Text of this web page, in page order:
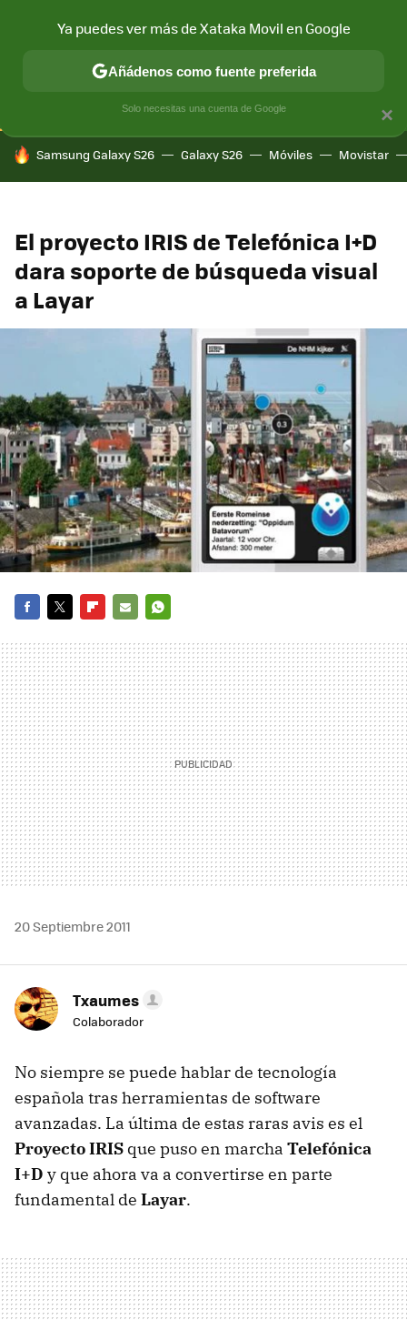
CONECTIVIDAD MÓVIL Y SOCIEDAD APLICACIONES
HOY SE HABLA DE
Samsung Galaxy S26 Galaxy S26 Móviles Movistar
El proyecto IRIS de Telefónica I+D
dara soporte de búsqueda visual
a Layar
MAIL
20 Septiembre 2011
Txaumes
Colaborador
No siempre se puede hablar de tecnología
española tras herramientas de software
avanzadas. La última de estas raras avis es el
Proyecto IRIS que puso en marcha Telefónica
I+D y que ahora va a convertirse en parte
fundamental de Layar.
×
Ya puedes ver más de Xataka Movil en Google
Añádenos como fuente preferida
Solo necesitas una cuenta de Google